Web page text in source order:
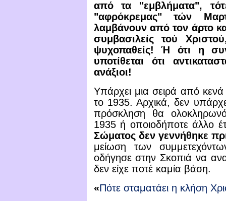
από τα "εμβλήματα",
"αφρόκρεμας" τών
λαμβάνουν από τον άρτο
συμβασιλείς τού
ψυχοπαθείς! Ή ότι η
υποτίθεται ότι
ανάξιοι!
Υπάρχει μια σειρά από κενά
το 1935. Αρχικά, δεν
πρόσκληση θα
1935 ή οποιοδήποτε άλλο
Σώματος δεν γεννήθηκε
μείωση των
οδήγησε στην Σκοπιά να
δεν είχε ποτέ καμία βάση.
«Πότε σταματάει η κλήση